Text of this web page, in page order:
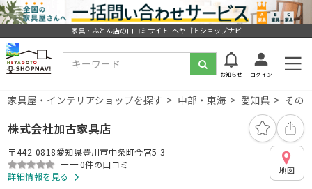
家具・ふとん店の口コミサイト ヘヤゴトショップナビ
お知らせ ログイン
家具屋・インテリアショップを探す 中部・東海 愛知県 その
株式会社加古家具店
〒442-0818愛知県豊川市中条町今宮5-3
ーー0件の口コミ
詳細情報を見る
地図